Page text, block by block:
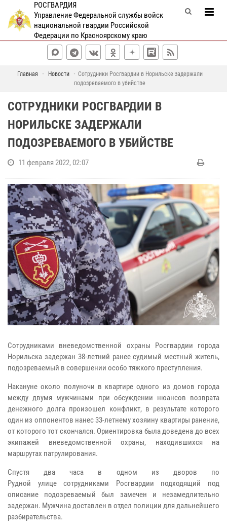
РОСГВАРДИЯ
Управление Федеральной службы войск
национальной гвардии Российской
Федерации по Красноярскому краю
Главная Новости
Сотрудники Росгвардии в Норильске задержали
подозреваемого в убийстве
СОТРУДНИКИ РОСГВАРДИИ В
НОРИЛЬСКЕ ЗАДЕРЖАЛИ
ПОДОЗРЕВАЕМОГО В УБИЙСТВЕ
11 февраля 2022, 02:07
Сотрудниками вневедомственной охраны Росгвардии города
Норильска задержан 38-летний ранее судимый местный житель,
подозреваемый в совершении особо тяжкого преступления.
Накануне около полуночи в квартире одного из домов города
между двумя мужчинами при обсуждении нюансов возврата
денежного долга произошел конфликт, в результате которого
один из оппонентов нанес 33-летнему хозяину квартиры ранение,
от которого тот скончался. Ориентировка была доведена до всех
экипажей вневедомственной охраны, находившихся на
маршрутах патрулирования.
Спустя два часа в одном из дворов по
Рудной улицесотрудниками Росгвардии подходящий под
описание подозреваемый был замечен и незамедлительно
задержан. Мужчина доставлен в отдел полиции для дальнейшего
разбирательства.